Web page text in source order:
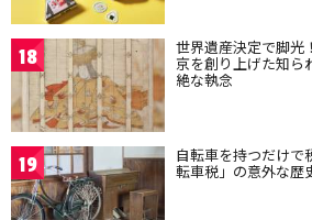
18 世界遺産決定で脚光
京を創り上げた知ら
絶な執念
19 自転車を持つだけで
転車税」の意外な歴